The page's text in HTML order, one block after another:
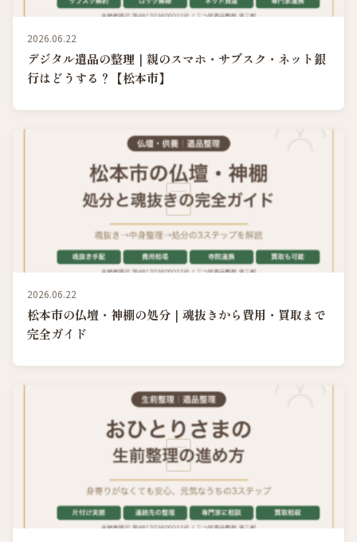
2026.06.22
デジタル遺品の整理｜親のスマホ・サブスク・ネット銀
行はどうする？【松本市】
2026.06.22
松本市の仏壇・神棚の処分｜魂抜きから費用・買取まで
完全ガイド